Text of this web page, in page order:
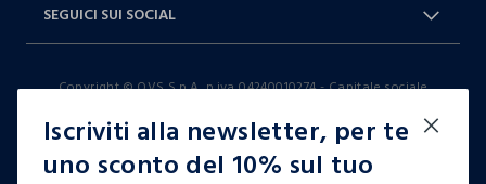
Iscriviti alla newsletter, per te
uno sconto del 10% sul tuo
Dichiarazione accessibilità
9-17)
SEGUICI SUI SOCIAL
TikTok
Copyright © OVS S.p.A, p.iva 04240010274 - Capitale sociale
it |italiano